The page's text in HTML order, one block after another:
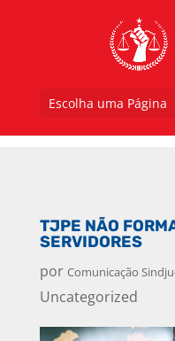
Escolha uma Página
TJPE NÃO
SERVIDORES
por Comunicação
Uncategorized